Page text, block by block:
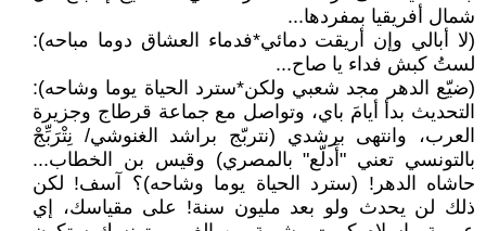
شمال أفريقيا بمفردها...
(لا أبالي وإن أريقت دمائي*فدماء العشاق دوما مباحه):
لستُ كبش فداء يا صاح...
(ضيّع الدهر مجد شعبي ولكن*سترد الحياة يوما وشاحه):
التحديث بدأ أيامَ باي، وتواصل مع جماعة قرطاج وجزيرة
العرب، وانتهى برشدي (نتربّج براشد الغنوشي/ نِتْرَبِّجْ
بالتونسي تعني "أَدلّع" بالمصري) وقيس بن الخطاب...
حاشاه الدهر! (سترد الحياة يوما وشاحه)؟ آسف! لكن
ذلك لن يحدث ولو بعد مليون سنة! على مقياسك، إي